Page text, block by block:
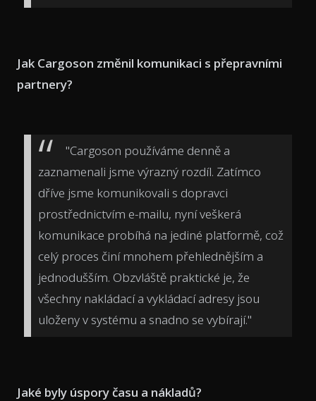
Jak Cargoson změnil komunikaci s přepravními
partnery?
"Cargoson používáme denně a
zaznamenali jsme výrazný rozdíl. Zatímco
dříve jsme komunikovali s dopravci
prostřednictvím e-mailu, nyní veškerá
komunikace probíhá na jediné platformě, což
celý proces činí mnohem přehlednějším a
jednodušším. Obzvláště praktické je, že
všechny nakládací a vykládací adresy jsou
uloženy v systému a snadno se vybírají."
Jaké byly úspory času a nákladů?